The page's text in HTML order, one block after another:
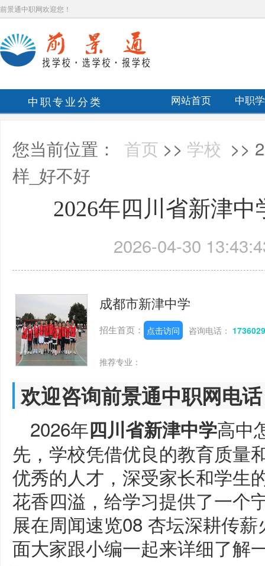
前景通中职网欢迎您！
中职专业分类 网站首页 中职
您当前位置： 首页 >> 学校 >>
样_好不好
2026年四川省新津
2026-04-30
成都市新津中学
招生首页： 点击访问 咨询电话：
推荐专业：
欢迎咨询前景通中职网电
2026年四川省新津中学高中
先，学校凭借优良的教育质量
优秀的人才，深受家长和学生
花香四溢，给学习提供了一个
展在周闻速览08 杏坛深耕传
面大家跟小编一起来详细了解